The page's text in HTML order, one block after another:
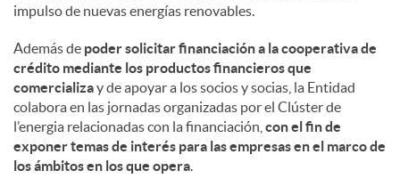
impulso de nuevas energías renovables.
Además de poder solicitar financiación a la cooperativa de
crédito mediante los productos financieros que
comercializay de apoyar a los socios y socias, la Entidad
colabora en las jornadas organizadas por el Clúster de
l’energia relacionadas con la financiación, con el fin de
exponer temas de interés para las empresas en el marco de
los ámbitos en los que opera.